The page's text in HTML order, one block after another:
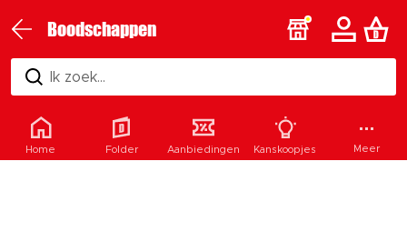
Boodschappen
Ik zoek...
Home Folder Aanbiedingen Kanskoopjes Meer